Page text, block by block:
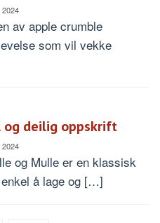
2024
av apple crumble
som vil vekke
og deilig oppskrift
2024
og Mulle er en klassisk
å lage og […]